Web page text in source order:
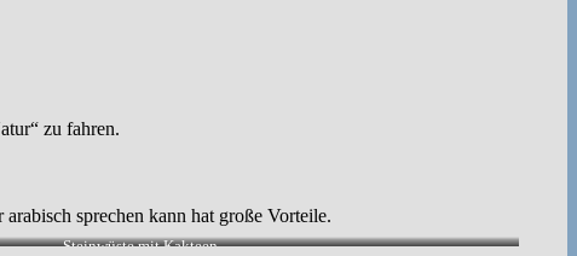
zu fahren.
sprechen kann hat große Vorteile.
Steinwüste mit Kakteen.